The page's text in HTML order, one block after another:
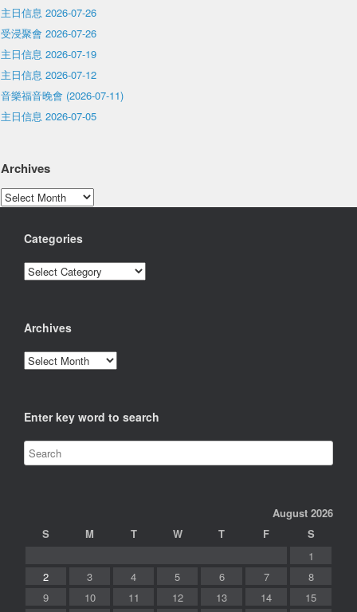
主日信息 2026-07-26
受浸聚會 2026-07-26
主日信息 2026-07-19
主日信息 2026-07-12
音樂福音晚會 (2026-07-11)
主日信息 2026-07-05
Archives
Archives
Categories
Categories
Archives
Archives
Enter key word to search
August 2026
S
M T W T F
S
1
2
3 4 5 6 7
8
9
10 11 12 13 14
15